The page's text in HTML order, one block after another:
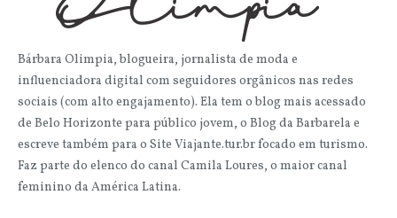
Bárbara Olimpia, blogueira, jornalista de moda e
influenciadora digital com seguidores orgânicos nas redes
sociais (com alto engajamento). Ela tem o blog mais acessado
de Belo Horizonte para público jovem, o Blog da Barbarela e
escreve também para o Site Viajante.tur.br focado em turismo.
Faz parte do elenco do canal Camila Loures, o maior canal
feminino da América Latina.